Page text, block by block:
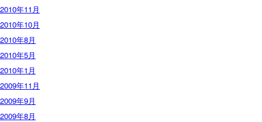
2010年11月
2010年10月
2010年8月
2010年5月
2010年1月
2009年11月
2009年9月
2009年8月